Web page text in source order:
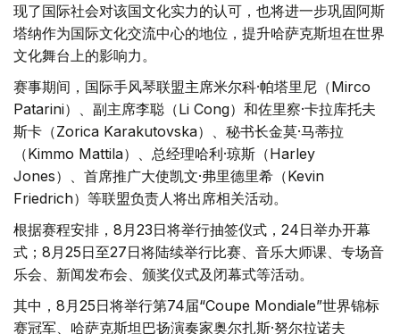
现了国际社会对该国文化实力的认可，也将进一步巩固阿斯
塔纳作为国际文化交流中心的地位，提升哈萨克斯坦在世界
文化舞台上的影响力。
赛事期间，国际手风琴联盟主席米尔科·帕塔里尼（Mirco
Patarini）、副主席李聪（Li Cong）和佐里察·卡拉库托夫
斯卡（Zorica Karakutovska）、秘书长金莫·马蒂拉
（Kimmo Mattila）、总经理哈利·琼斯（Harley
Jones）、首席推广大使凯文·弗里德里希（Kevin
Friedrich）等联盟负责人将出席相关活动。
根据赛程安排，8月23日将举行抽签仪式，24日举办开幕
式；8月25日至27日将陆续举行比赛、音乐大师课、专场音
乐会、新闻发布会、颁奖仪式及闭幕式等活动。
其中，8月25日将举行第74届“Coupe Mondiale”世界锦标
赛冠军、哈萨克斯坦巴扬演奏家奥尔扎斯·努尔拉诺夫